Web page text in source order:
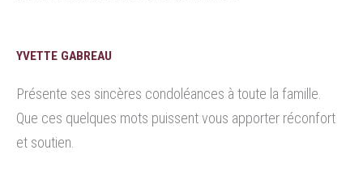
YVETTE GABREAU
Présente ses sincères condoléances à toute la famille.
Que ces quelques mots puissent vous apporter réconfort
et soutien.